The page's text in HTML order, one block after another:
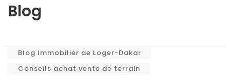
Blog
Blog Immobilier de Loger-Dakar
Conseils achat vente de terrain